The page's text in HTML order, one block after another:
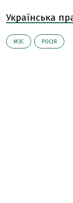
Українська
МЗС РОСІЯ